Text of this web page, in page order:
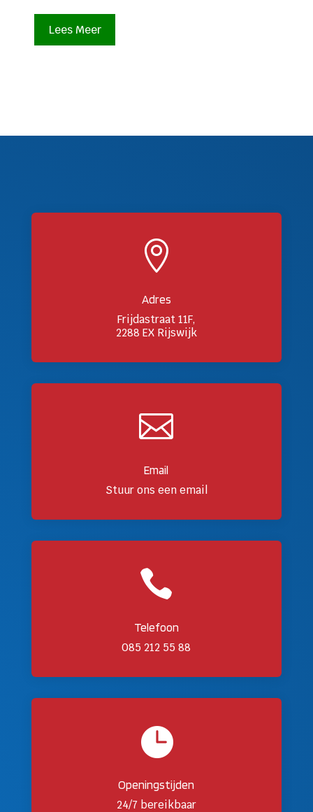
Lees Meer

Adres
Frijdastraat 11F,
2288 EX Rijswijk

Email
Stuur ons een email

Telefoon
085 212 55 88

Openingstijden
24/7 bereikbaar